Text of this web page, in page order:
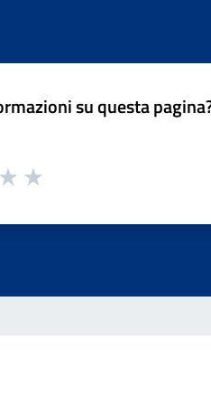
su questa